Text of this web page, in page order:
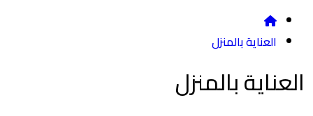
العناية بالمنزل
بالمنزل